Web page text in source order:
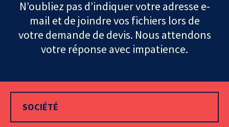
N’oubliez pas d’indiquer votre adresse e-
mail et de joindre vos fichiers lors de
votre demande de devis. Nous attendons
votre réponse avec impatience.